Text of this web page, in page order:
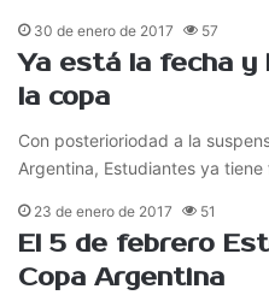
30 de enero de 2017 57
Ya está la fecha y
la copa
Con posterioriodad a la
Argentina, Estudiantes ya
23 de enero de 2017 51
El 5 de febrero
Copa Argentina